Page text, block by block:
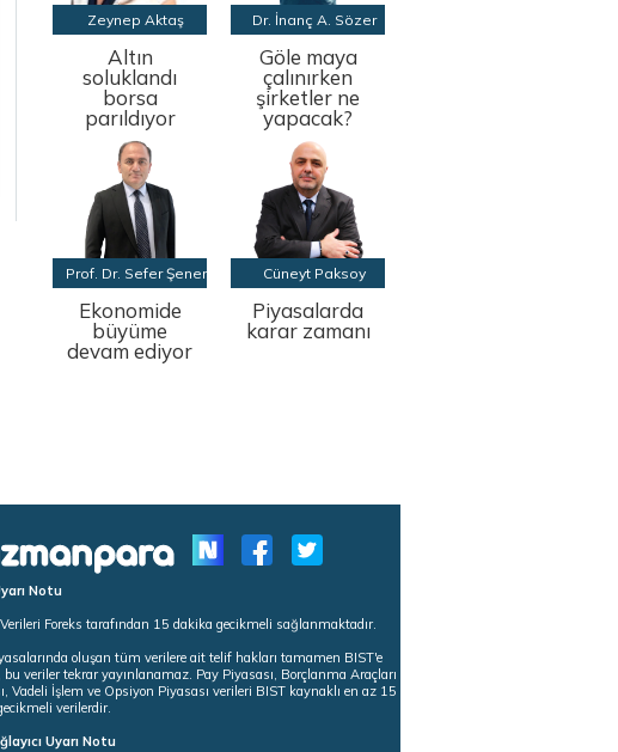
Zeynep Aktaş
Altın
soluklandı
borsa
parıldıyor
Dr. İnanç A. Sözer
Göle maya
çalınırken
şirketler ne
yapacak?
Prof. Dr. Sefer Şener
Ekonomide
büyüme
devam ediyor
Cüneyt Paksoy
Piyasalarda
karar zamanı
Notu
Foreks tarafından 15 dakika gecikmeli sağlanmaktadır.
oluşan tüm verilere ait telif hakları tamamen BIST'e
bu veriler tekrar yayınlanamaz. Pay Piyasası, Borçlanma Araçları
Vadeli İşlem ve Opsiyon Piyasası verileri BIST kaynaklı en az 15
verilerdir.
Uyarı Notu